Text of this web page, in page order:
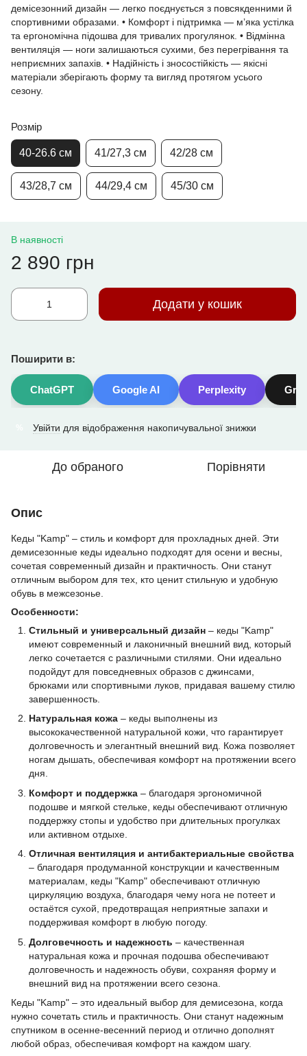
демісезонний дизайн — легко поєднується з повсякденними й
спортивними образами. • Комфорт і підтримка — м’яка устілка
та ергономічна підошва для тривалих прогулянок. • Відмінна
вентиляція — ноги залишаються сухими, без перегрівання та
неприємних запахів. • Надійність і зносостійкість — якісні
матеріали зберігають форму та вигляд протягом усього
сезону.
Розмір
40-26.6 см 41/27,3 см 42/28 см
43/28,7 см 44/29,4 см 45/30 см
В наявності
2 890 грн
Додати у кошик
Поширити в:
ChatGPT Google AI Perplexity
Увійти для відображення накопичувальної знижки
До обраного Порівняти
Опис
Кеды "Kamp" – стиль и комфорт для прохладных дней. Эти
демисезонные кеды идеально подходят для осени и весны,
сочетая современный дизайн и практичность. Они станут
отличным выбором для тех, кто ценит стильную и удобную
обувь в межсезонье.
Особенности:
Стильный и универсальный дизайн – кеды "Kamp"
имеют современный и лаконичный внешний вид, который
легко сочетается с различными стилями. Они идеально
подойдут для повседневных образов с джинсами,
брюками или спортивными луков, придавая вашему стилю
завершенность.
Натуральная кожа – кеды выполнены из
высококачественной натуральной кожи, что гарантирует
долговечность и элегантный внешний вид. Кожа позволяет
ногам дышать, обеспечивая комфорт на протяжении всего
дня.
Комфорт и поддержка – благодаря эргономичной
подошве и мягкой стельке, кеды обеспечивают отличную
поддержку стопы и удобство при длительных прогулках
или активном отдыхе.
Отличная вентиляция и антибактериальные свойства
– благодаря продуманной конструкции и качественным
материалам, кеды "Kamp" обеспечивают отличную
циркуляцию воздуха, благодаря чему нога не потеет и
остаётся сухой, предотвращая неприятные запахи и
поддерживая комфорт в любую погоду.
Долговечность и надежность – качественная
натуральная кожа и прочная подошва обеспечивают
долговечность и надежность обуви, сохраняя форму и
внешний вид на протяжении всего сезона.
Кеды "Kamp" – это идеальный выбор для демисезона, когда
нужно сочетать стиль и практичность. Они станут надежным
спутником в осенне-весенний период и отлично дополнят
любой образ, обеспечивая комфорт на каждом шагу.